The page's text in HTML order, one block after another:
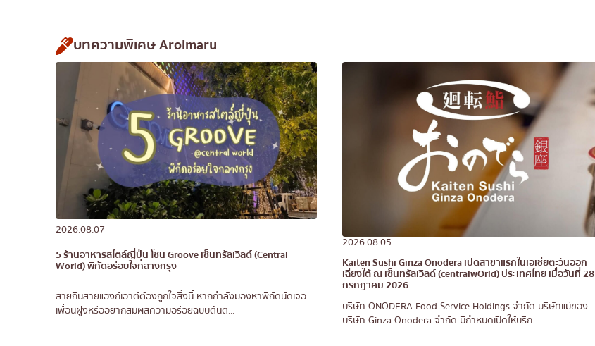
บทความพิเศษ Aroimaru
2026.08.07
5 ร้านอาหารสไตล์ญี่ปุ่น โซน Groove เซ็นทรัลเวิลด์ (Central
World) พิกัดอร่อยใจกลางกรุง
สายกินสายแฮงก์เอาต์ต้องถูกใจสิ่งนี้ หากกำลังมองหาพิกัดนัดเจอ
เพื่อนฝูงหรืออยากสัมผัสความอร่อยฉบับต้นต...
2026.08.05
Kaiten Sushi Ginza Onodera เปิดสาขาแรกในเอเชียตะวันออก
เฉียงใต้ ณ เซ็นทรัลเวิลด์ (centralwOrld) ประเทศไทย เมื่อวันที่ 28
กรกฏาคม 2026
บริษัท ONODERA Food Service Holdings จำกัด บริษัทแม่ของ
บริษัท Ginza Onodera จำกัด มีกำหนดเปิดให้บริก...